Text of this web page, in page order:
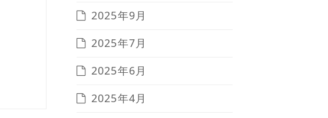
2025年9月
2025年7月
2025年6月
2025年4月